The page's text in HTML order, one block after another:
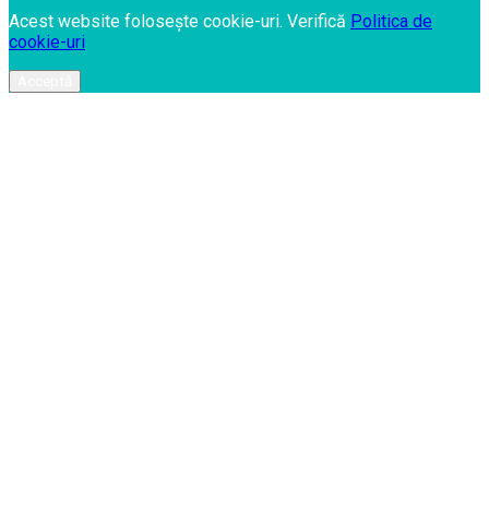
Acest website folosește cookie-uri. Verifică Politica de
cookie-uri